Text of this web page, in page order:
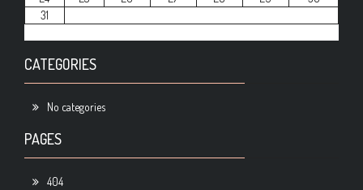
31
CATEGORIES
No categories
PAGES
404